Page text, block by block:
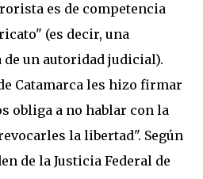
es de competencia
(es decir, una
un autoridad judicial).
Catamarca les hizo firmar
obliga a no hablar con la
la libertad". Según
de la Justicia Federal de